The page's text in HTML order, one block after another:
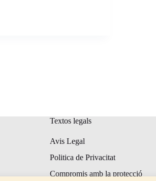
Textos legals
Avis Legal
Politica de Privacitat
Compromis amb la protecció